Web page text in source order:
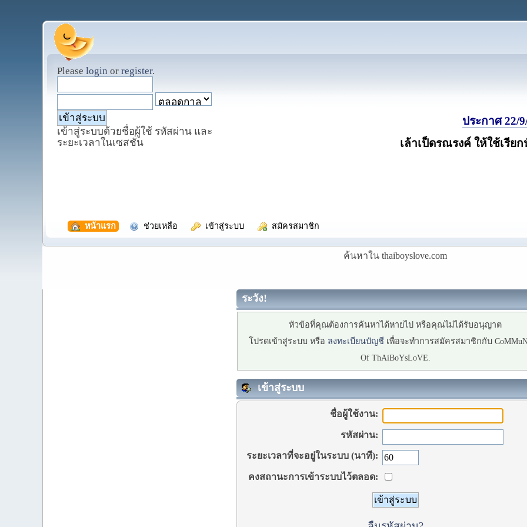
Please login or register.
เข้าสู่ระบบด้วยชื่อผู้ใช้ รหัสผ่าน และ
ระยะเวลาในเซสชั่น
ประกาศ 22/
เล้าเป็ดรณรงค์ ให้ใช้เรีย
หน้าแรก ช่วยเหลือ เข้าสู่ระบบ สมัครสมาชิก
ค้นหาใน thaiboyslove.com
ระวัง!
หัวข้อที่คุณต้องการค้นหาได้หายไป หรือคุณไม่ได้รับอนุญาต
โปรดเข้าสู่ระบบ หรือ ลงทะเบียนบัญชี เพื่อจะทำการสมัครสมาชิกกับ
Of ThAiBoYsLoVE.
เข้าสู่ระบบ
ชื่อผู้ใช้งาน:
รหัสผ่าน:
ระยะเวลาที่จะอยู่ในระบบ (นาที):
คงสถานะการเข้าระบบไว้ตลอด: